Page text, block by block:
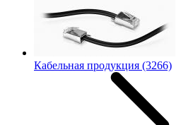
Кабельная продукция (3266)